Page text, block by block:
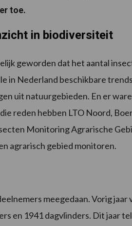
toe.
in biodiversiteit
geworden dat het aantal
in Nederland beschikbare
uit natuurgebieden. En er
reden hebben LTO Noord,
Monitoring Agrarische
agrarisch gebied monitoren.
meegedaan. Vorig
en 1941 dagvlinders. Dit jaar